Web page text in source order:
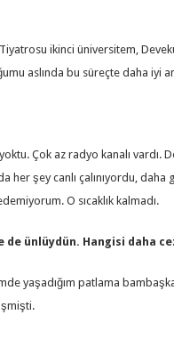
ikinci üniversitem,
aslında bu süreçte daha iyi
yoktu. Çok az radyo kanalı
her şey canlı çalınıyordu,
O sıcaklık kalmadı.
ünlüydün. Hangisi daha
yaşadığım patlama